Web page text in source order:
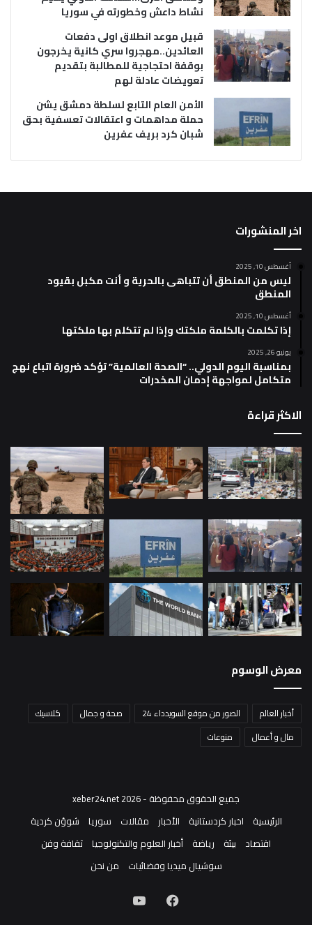
نشاط داعش وخطورته في سوريا
قبيل موعد انطلاق اولى دفعات
العائدين..مهجروا سري كانية يخرجون
بوقفة احتجاجية للمطالبة بتقديم
تعويضات عادلة لهم
الأمن العام التابع لسلطة دمشق يشن
حملة مداهمات و اعتقالات تعسفية بحق
شبان كرد بريف عفرين
اخر المنشورات
أغسطس 10, 2025
ليس من المنطق أن تتباهى بالحرية و أنت مكبل بقيود
المنطق
أغسطس 10, 2025
إذا تكلمت بالكلمة ملكتك وإذا لم تتكلم بها ملكتها
يونيو 26, 2025
بمناسبة اليوم الدولي.. “الصحة العالمية” تؤكد ضرورة اتباع نهج
متكامل لمواجهة إدمان المخدرات
الاكثر قراءة
معرض الوسوم
أخبار العالم الصور من موقع السويدداء 24 صحة و جمال
كلاسيك
مال و أعمال
منوعات
جميع الحقوق محفوظة - xeber24.net 2026
الرئيسية
اخبار كردستانية الأخبار مقالات سوريا
شوؤن كردية
اقتصاد
بيئة رياضة أخبار العلوم والتكنولوجيا ثقافة وفن
سوشيال ميديا وفضائيات
من نحن
فيسبوك‫YouTube